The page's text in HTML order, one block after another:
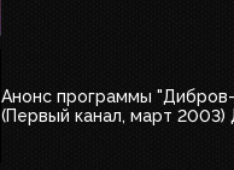
Анонс программы
(Первый канал, март 2003)